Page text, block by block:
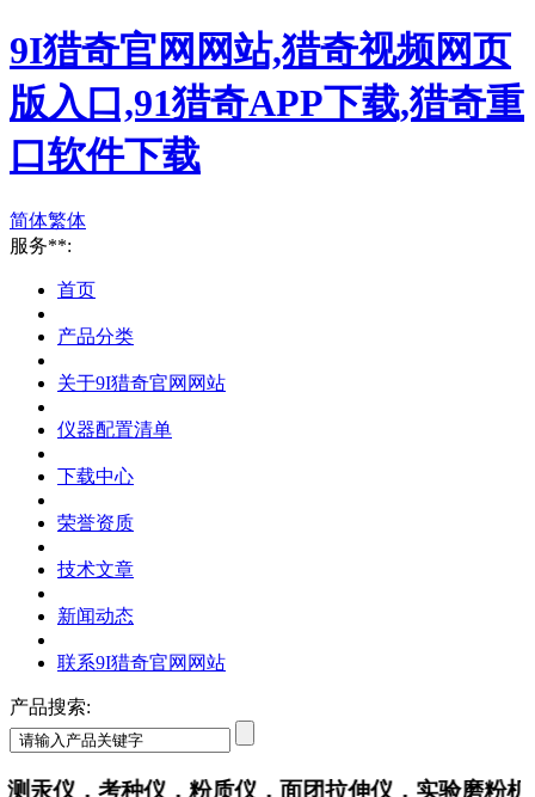
9I猎奇官网网站,猎奇视频网页
版入口,91猎奇APP下载,猎奇重
口软件下载
简体繁体
服务**:
首页
产品分类
关于9I猎奇官网网站
仪器配置清单
下载中心
荣誉资质
技术文章
新闻动态
联系9I猎奇官网网站
产品搜索:
仪，考种仪，粉质仪，面团拉伸仪，实验磨粉机